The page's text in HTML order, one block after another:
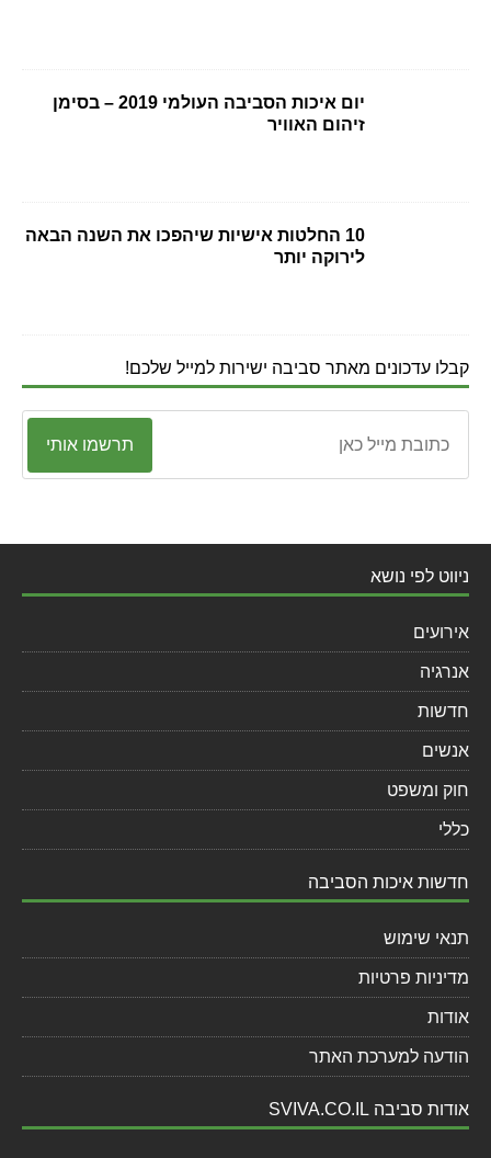
יום איכות הסביבה העולמי 2019 – בסימן
זיהום האוויר
10 החלטות אישיות שיהפכו את השנה הבאה
לירוקה יותר
קבלו עדכונים מאתר סביבה ישירות למייל שלכם!
תרשמו אותי
ניווט לפי נושא
אירועים
אנרגיה
חדשות
אנשים
חוק ומשפט
כללי
חדשות איכות הסביבה
תנאי שימוש
מדיניות פרטיות
אודות
הודעה למערכת האתר
אודות סביבה SVIVA.CO.IL